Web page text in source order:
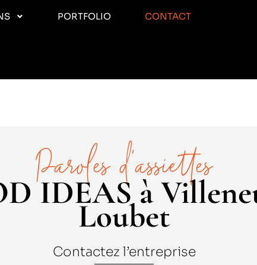
PORTFOLIO CONTACT
Paroles d’assiettes
IDEAS à
Loubet
Contactez l’entreprise